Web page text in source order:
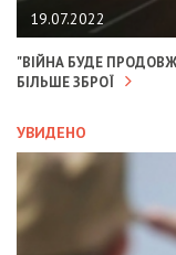
19.07.2022
"ВІЙНА БУДЕ
БІЛЬШЕ ЗБРОЇ
УВИДЕНО